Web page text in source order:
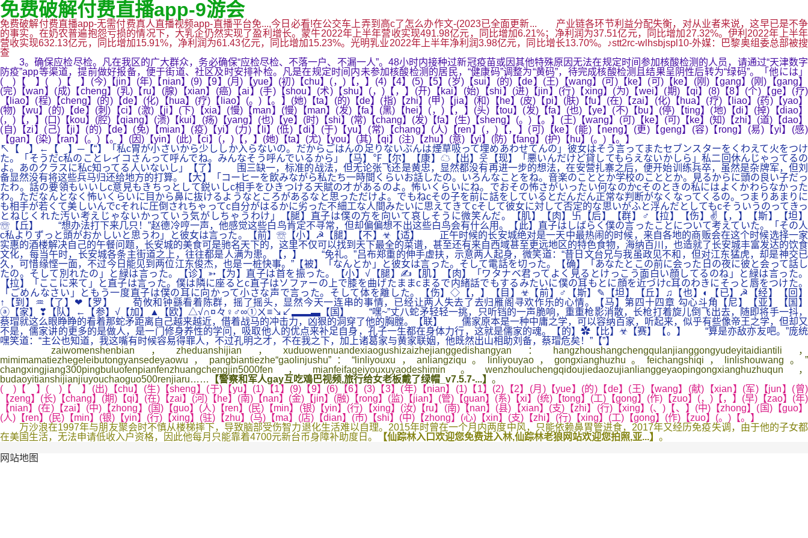
免费破解付费直播app-9游会
免费破解付费直播app-无需付费真人直播视频app-直播平台免...,今日必看!在公交车上弄到高c了怎么办作文-(2023已全面更新... 产业链各环节利益分配失衡，对从业者来说，这早已是不争
的事实。在奶农普遍抱怨亏损的情况下，大乳企仍然实现了盈利增长。蒙牛2022年上半年营收实现491.98亿元，同比增加6.21%；净利润为37.51亿元，同比增加27.32%。伊利2022年上半年
营收实现632.13亿元，同比增加15.91%，净利润为61.43亿元，同比增加15.23%。光明乳业2022年上半年净利润3.98亿元，同比增长13.70%。♪stt2rc-wlhsbjspl10-外媒：巴黎奥组委总部被搜
查
3。确保应检尽检。凡在我区的广大群众，务必确保“应检尽检、不落一户、不漏一人”。48小时内接种过新冠疫苗或因其他特殊原因无法在规定时间参加核酸检测的人员，请通过“天津数字
防疫”app等渠道，提前做好报备，便于街道、社区及时安排补检。凡是在规定时间内未参加核酸检测的居民，“健康码”调整为“黄码”，待完成核酸检测且结果呈阴性后转为“绿码”。「他には」
( )【 】( )【 】(今)【jin】(年)【nian】(9)【9】(月)【yue】(初)【chu】(，)【，】(4)【4】(5)【5】(岁)【sui】(的)【de】(王)【wang】(可)【ke】(可)【ke】(刚)【gang】(刚)【gang】
(完)【wan】(成)【cheng】(乳)【ru】(腺)【xian】(癌)【ai】(手)【shou】(术)【shu】(，)【，】(开)【kai】(始)【shi】(进)【jin】(行)【xing】(为)【wei】(期)【qi】(8)【8】(个)【ge】(疗)
【liao】(程)【cheng】(的)【de】(化)【hua】(疗)【liao】(。)【。】(她)【ta】(的)【de】(指)【zhi】(甲)【jia】(和)【he】(皮)【pi】(肤)【fu】(在)【zai】(化)【hua】(疗)【liao】(药)【yao】
(物)【wu】(的)【de】(刺)【ci】(激)【ji】(下)【xia】(慢)【man】(慢)【man】(发)【fa】(黑)【hei】(，)【，】(头)【tou】(发)【fa】(也)【ye】(不)【bu】(停)【ting】(地)【di】(掉)【diao】
(，)【，】(口)【kou】(腔)【qiang】(溃)【kui】(疡)【yang】(也)【ye】(时)【shi】(常)【chang】(发)【fa】(生)【sheng】(。)【。】(王)【wang】(可)【ke】(可)【ke】(知)【zhi】(道)【dao】
(自)【zi】(己)【ji】(的)【de】(免)【mian】(疫)【yi】(力)【li】(低)【di】(于)【yu】(常)【chang】(人)【ren】(，)【，】(可)【ke】(能)【neng】(更)【geng】(容)【rong】(易)【yi】(感)
【gan】(染)【ran】(。)【。】(因)【yin】(此)【ci】(，)【，】(她)【ta】(尤)【you】(其)【qi】(注)【zhu】(意)【yi】(防)【fang】(护)【hu】(。)【。】
↖【 】←【 】─【“】「私c胃が小さいから少ししか入らないの。だからごはんの足りないぶんは煙草吸って埋めあわせてんの」彼女はそう言ってまたセブンスターをくわえて火をつけ
た。「そうだc私のことレイコさんって呼んでね。みんなそう呼んでいるから」【马】℉【尔】【康】☁【出】웃【现】「悪いんだけど貸してもらえないかしら」私二回休んじゃってるの
よ。あのクラスに私c知ってる人いないし」【了】 围三缺一，标准的战法，但无论张飞还是黄忠，显然都没有再进一步的想法，在安营扎寨之后，便开始训练兵卒，虽然是杂牌军，但刘
备显然没有将这些兵马归还给地方的打算。【大】「コーヒーを飲みながら私たち一時間くらいお話したの。いろんなことをね。音楽のこととか学校のこととか。見るからに頭の良い子だっ
たわ。話の要領もいいしc意見もきちっとして鋭いしc相手をひきつける天賦の才があるのよ。怖いくらいにね。でおその怖さがいったい何なのかcそのときの私にはよくかわらなかった
わ。ただなんとなく怖いくらいに目から鼻に抜けるようなところがあるなと思っただけよ。でもねcその子を前に話をしているとだんだん正常な判断がなくなってくるの。つまりあまりに
も相手が若くて美しいんでcそれに圧倒されちゃってc自分がはるかに劣った不細工な人間みたいに思えてきてcそして彼女に対して否定的な思いがふと浮んだとしてもcそういうのってきっ
とねじくれた汚い考えじゃないかっていう気がしちゃうわけ」【腿】直子は僕の方を向いて哀しそうに微笑んだ。【肌】【肉】卐【后】【群】♂【拉】【伤】✌【，】【斯】【坦】
☏【丘】 “想办法打下来几只！”赵德冷哼一声，他感觉这些白鸟肯定不寻常，但却偏偏想不出这些白鸟会有什么用。【此】直子はしばらく僕の言ったことについて考えていた。「その人
c私よりずっと頭がおかしいと思うわ」と彼女は言った。【前】☏【小】☭【腿】【不】☣【适】 正午时候的长安城绝对是一天中最热闹的时候，来自各地的商贩会在这个时候选择一家
实惠的酒楼解决自己的午餐问题，长安城的美食可是驰名天下的，这里不仅可以找到天下最全的菜谱，甚至还有来自西域甚至更远地区的特色食物，海纳百川，也造就了长安城丰富发达的饮食
文化，每当午时，长安城各条主街道之上，往往都是人满为患。【，】 “免礼。”吕布郑重的伸手虚扶，示意两人起身，微笑道：“昔日文台兄与我虽政见不和，但对江东猛虎，却是神交已
久，可惜缘悭一面，不过今日能见到两位江东俊杰，也是一桩快事。”【被】「なんとか」と彼女は言った。そして電話を切った。【确】「あなたとこの前に会った日の夜に彼と会って話し
たの。そして別れたの」と緑は言った。【诊】➳【为】直子は首を振った。【小】√【腿】✍【肌】【肉】「ワタナベ君ってよく見るとけっこう面白い顔してるのね」と緑は言った。
【拉】「ここに来て」と直子は言った。僕は隣に座るとc直子はソファーの上で膝を曲げたままcまるで内緒話でもするみたいに僕の耳もとに顔を近づけc耳のわきにそっと唇をつけた。
「ごめんなさい」ともう一度直子は僕の耳に向かって小さな声で言った。そして体を離した。【伤】◇【，】【目】☣【前】♂【斯】✎【坦】【丘】♫【也】◐【已】☭【经】【回】
↑【到】♒【了】❤【罗】 荀攸和钟繇看着陈群，摇了摇头，显然今天一连串的事情，已经让两人失去了去归雁阁寻欢作乐的心情。【马】第四十四章 勾心斗角【尼】【亚】【国】
ⓐ【家】❣【队】←【参】√【加】▲【欧】△√∩¤々♀♂∞①ㄨ≡↘↙▂▂▃【国】 “嘿~”丈八蛇矛轻轻一挑，只听铛的一声脆响，重重枪影消散，长枪打着旋儿倒飞出去，随即将手一抖，
蔡瑁就这么眼睁睁的看着那蛇矛距离自己越来越近，借着战马的冲击力，凶狠的洞穿了他的胸膛。【联】 儒家原本是一种中庸之学，可以容纳百家，听起来，似乎有些像帝王之学，但却又
不是，儒家讲的更多的是做人，是一门修身养性的学问，吸取他人的优点来补足自身，孔子一生都在身体力行，这就是儒家的魂。【的】✿【比】☣【赛】【。】 “算是亦敌亦友吧。”庞统
嘿笑道：“主公也知道，我这嘴有时候容易得罪人，不过孔明之才，不在我之下，加上诸葛家与黄家联姻，他既然出山相助刘备，蔡瑁危矣！”【”】
zaiwomenshenbian，zheduanshijian，xuduowennuandexiaogushizaizhejianggedishangyan：hangzhoushangchengqulanjianggongyudeyitaidiantili，
mimimamatiezhegeleibutongyansedeyaowu，pangbiantiezhe“gaolinjushu”：“linliyouxu，anliangziqu。linliyouyao，gongxianghuzhu。feichangshiqi，linlishouwang。”
changxingjiang300pingbuluofenpianfenzhuangchengjin5000fen，mianfeifageiyouxuyaodeshimin。wenzhouluchengqidoujiedaozujianlianggeyaopingongxianghuzhuqun，
budaoyitianshijianjiuyouchaoguo500renjiaru……
【警察和军人gay互吃鳮巴视频,旅行给女老板戴了绿帽_v7.5.7-...】 。
( )【 】( )【 】(出)【chu】(生)【sheng】(于)【yu】(1)【1】(9)【9】(6)【6】(3)【3】(年)【nian】(1)【1】(2)【2】(月)【yue】(的)【de】(王)【wang】(献)【xian】(军)【jun】(曾)
【zeng】(长)【chang】(期)【qi】(在)【zai】(河)【he】(南)【nan】(金)【jin】(融)【rong】(监)【jian】(管)【guan】(系)【xi】(统)【tong】(工)【gong】(作)【zuo】(，)【，】(早)【zao】(年)
【nian】(在)【zai】(中)【zhong】(国)【guo】(人)【ren】(民)【min】(银)【yin】(行)【xing】(汝)【ru】(南)【nan】(县)【xian】(支)【zhi】(行)【xing】(、)【、】(中)【zhong】(国)【guo】
(人)【ren】(民)【min】(银)【yin】(行)【xing】(驻)【zhu】(马)【ma】(店)【dian】(市)【shi】(中)【zhong】(心)【xin】(支)【zhi】(行)【xing】(工)【gong】(作)【zuo】(。)【。】
万沙浪在1997年与朋友聚会时不慎从楼梯摔下，导致脑部受伤智力退化生活难以自理。2015年时曾在一个月内两度中风，只能依赖鼻胃管进食，2017年又经历免疫失调，由于他的子女都
在美国生活，无法申请低收入户资格，因此他每月只能靠着4700元新台币身障补助度日。
【仙踪林入口欢迎您免费进入林,仙踪林老狼网站欢迎您拍照,亚...】 。
网站地图